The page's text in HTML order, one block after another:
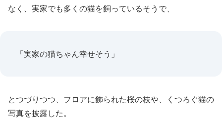
なく、実家でも多くの猫を飼っているそうで、
「実家の猫ちゃん幸せそう」
とつづりつつ、フロアに飾られた桜の枝や、くつろぐ猫の
写真を披露した。